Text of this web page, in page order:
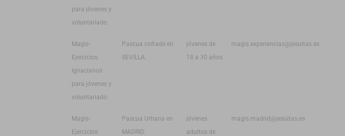
para jóvenes y
voluntariado.
Magis-
Ejercicios
Ignacianos
para jóvenes y
voluntariado.
Pascua cofrade en
SEVILLA.
jóvenes de
18 a 30 años
magis.experiencias@jesuitas.es
Magis-
Ejercicios
Pascua Urbana en
MADRID.
jóvenes
adultos de
magis.madrid@jesuitas.es